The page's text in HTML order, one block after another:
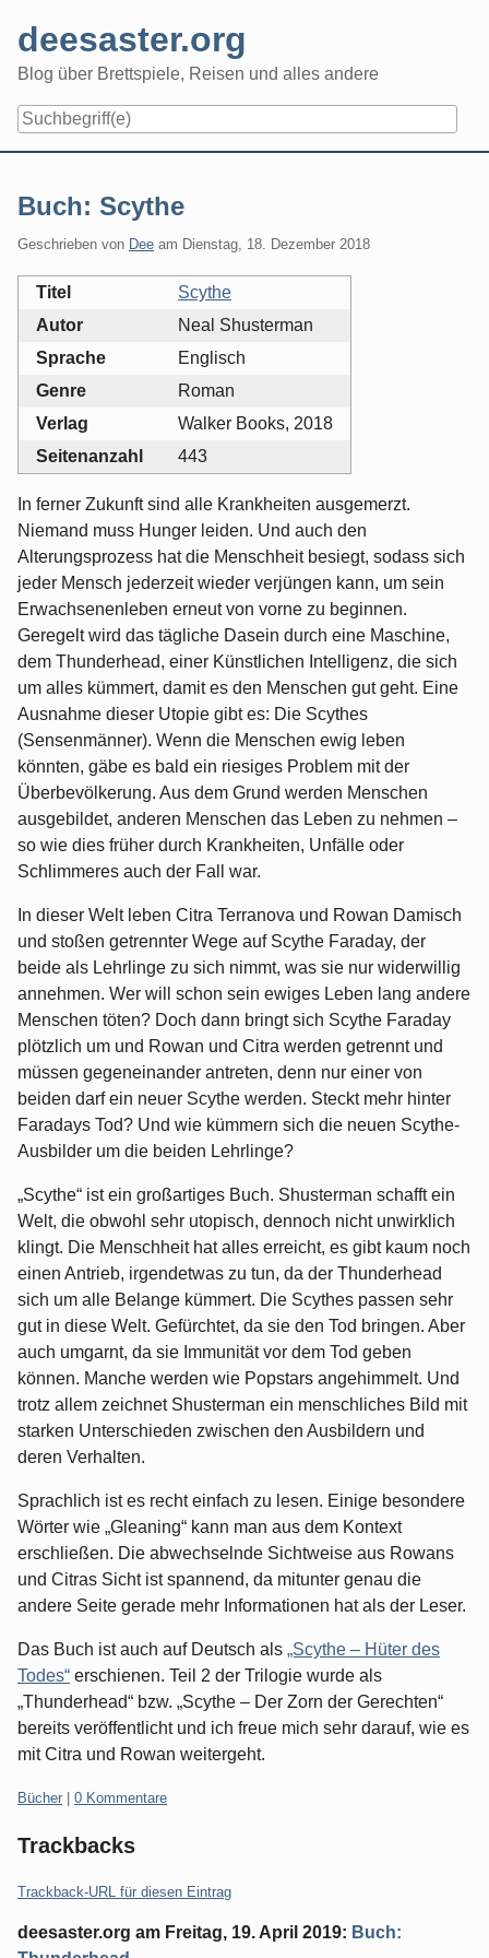
content
deesaster.org
Blog über Brettspiele, Reisen und alles andere
Buch: Scythe
Geschrieben von Dee am Dienstag, 18. Dezember 2018
Titel
Scythe
Autor
Neal Shusterman
Sprache
Englisch
Genre
Roman
Verlag
Walker Books, 2018
Seitenanzahl
443
In ferner Zukunft sind alle Krankheiten ausgemerzt.
Niemand muss Hunger leiden. Und auch den
Alterungsprozess hat die Menschheit besiegt, sodass sich
jeder Mensch jederzeit wieder verjüngen kann, um sein
Erwachsenenleben erneut von vorne zu beginnen.
Geregelt wird das tägliche Dasein durch eine Maschine,
dem Thunderhead, einer Künstlichen Intelligenz, die sich
um alles kümmert, damit es den Menschen gut geht. Eine
Ausnahme dieser Utopie gibt es: Die Scythes
(Sensenmänner). Wenn die Menschen ewig leben
könnten, gäbe es bald ein riesiges Problem mit der
Überbevölkerung. Aus dem Grund werden Menschen
ausgebildet, anderen Menschen das Leben zu nehmen –
so wie dies früher durch Krankheiten, Unfälle oder
Schlimmeres auch der Fall war.
In dieser Welt leben Citra Terranova und Rowan Damisch
und stoßen getrennter Wege auf Scythe Faraday, der
beide als Lehrlinge zu sich nimmt, was sie nur widerwillig
annehmen. Wer will schon sein ewiges Leben lang andere
Menschen töten? Doch dann bringt sich Scythe Faraday
plötzlich um und Rowan und Citra werden getrennt und
müssen gegeneinander antreten, denn nur einer von
beiden darf ein neuer Scythe werden. Steckt mehr hinter
Faradays Tod? Und wie kümmern sich die neuen Scythe-
Ausbilder um die beiden Lehrlinge?
„Scythe“ ist ein großartiges Buch. Shusterman schafft ein
Welt, die obwohl sehr utopisch, dennoch nicht unwirklich
klingt. Die Menschheit hat alles erreicht, es gibt kaum noch
einen Antrieb, irgendetwas zu tun, da der Thunderhead
sich um alle Belange kümmert. Die Scythes passen sehr
gut in diese Welt. Gefürchtet, da sie den Tod bringen. Aber
auch umgarnt, da sie Immunität vor dem Tod geben
können. Manche werden wie Popstars angehimmelt. Und
trotz allem zeichnet Shusterman ein menschliches Bild mit
starken Unterschieden zwischen den Ausbildern und
deren Verhalten.
Sprachlich ist es recht einfach zu lesen. Einige besondere
Wörter wie „Gleaning“ kann man aus dem Kontext
erschließen. Die abwechselnde Sichtweise aus Rowans
und Citras Sicht ist spannend, da mitunter genau die
andere Seite gerade mehr Informationen hat als der Leser.
Das Buch ist auch auf Deutsch als „Scythe – Hüter des
Todes“ erschienen. Teil 2 der Trilogie wurde als
„Thunderhead“ bzw. „Scythe – Der Zorn der Gerechten“
bereits veröffentlicht und ich freue mich sehr darauf, wie es
mit Citra und Rowan weitergeht.
Kategorien:
Bücher 0 Kommentare
Trackbacks
Trackback-URL für diesen Eintrag
deesaster.org am Freitag, 19. April 2019: Buch: